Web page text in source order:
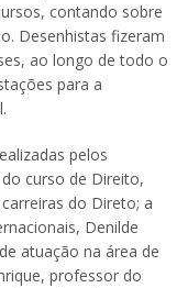
contando sobre
Desenhistas fizeram
ao longo de todo o
para a
pelos
curso de Direito,
do Direto; a
Denilde
atuação na área de
professor do